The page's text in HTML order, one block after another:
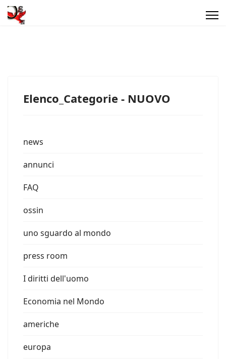
Elenco_Categorie - NUOVO
news
annunci
FAQ
ossin
uno sguardo al mondo
press room
I diritti dell'uomo
Economia nel Mondo
americhe
europa